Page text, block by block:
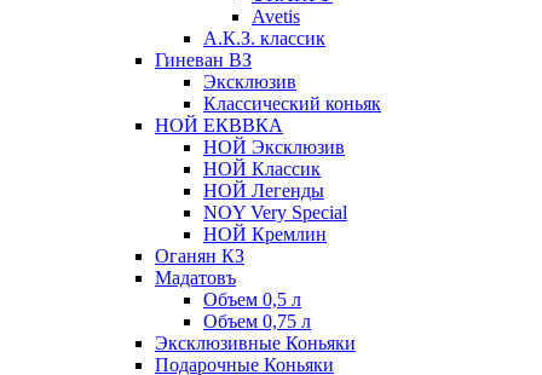
Avetis
А.К.З. классик
Гиневан ВЗ
Эксклюзив
Классический коньяк
НОЙ ЕКВВКА
НОЙ Эксклюзив
НОЙ Классик
НОЙ Легенды
NOY Very Speсial
НОЙ Кремлин
Оганян КЗ
Мадатовъ
Объем 0,5 л
Объем 0,75 л
Эксклюзивные Коньяки
Подарочные Коньяки